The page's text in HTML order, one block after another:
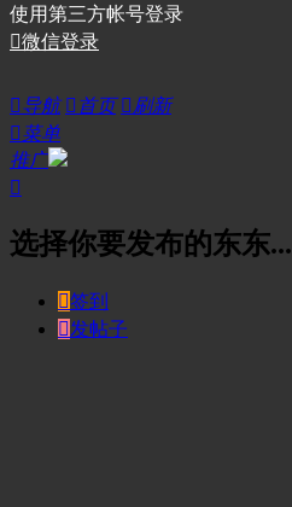
使用第三方帐号登录
微信登录
导航  首页  刷新
菜单
推广

选择你要发布的东东...
签到
发帖子